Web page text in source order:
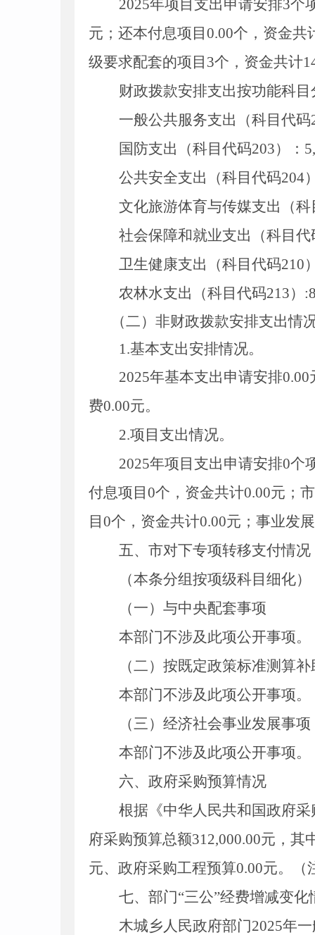
2025年项目支出申请安排3个
元；还本付息项目0.00个，资金共
级要求配套的项目3个，资金共计
财政拨款安排支出按功能科
一般公共服务支出（科目代码
国防支出（科目代码203）：5,
公共安全支出（科目代码204
文化旅游体育与传媒支出（科
社会保障和就业支出（科目代
卫生健康支出（科目代码210
农林水支出（科目代码213）
（二） 非财政拨款安排支出情
1.基本支出安排情况。
2025年基本支出申请安排0.00
费0.00元。
2.项目支出情况。
2025年项目支出申请安排0个
付息项目0个，资金共计0.00元；
目0个，资金共计0.00元；事业发
五、市对下专项转移支付情况
（本条分组按项级科目细化）
（一）与中央配套事项
本部门不涉及此项公开事项。
（二）按既定政策标准测算
本部门不涉及此项公开事项。
（三）经济社会事业发展事项
本部门不涉及此项公开事项。
六、政府采购预算情况
根据《中华人民共和国政府
府采购预算总额312,000.00元，其
元、政府采购工程预算0.00元。（
七、部门“三公”经费增减变
木城乡人民政府部门2025年